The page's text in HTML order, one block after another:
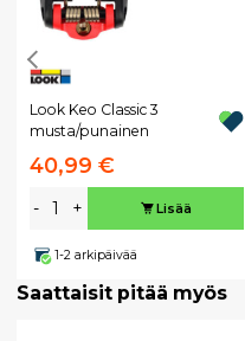
Look Keo Classic 3
musta/punainen
40,99 €
- + Lisää
1-2 arkipäivää
Saattaisit pitää myös